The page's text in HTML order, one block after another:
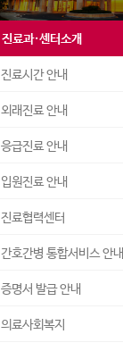
진료과·센터소개
진료시간 안내
외래진료 안내
응급진료 안내
입원진료 안내
진료협력센터
· 입원진료 안내
· 입원생활 안내
· 면회 안내
간호간병 통합서비스 안내
증명서 발급 안내
의료사회복지